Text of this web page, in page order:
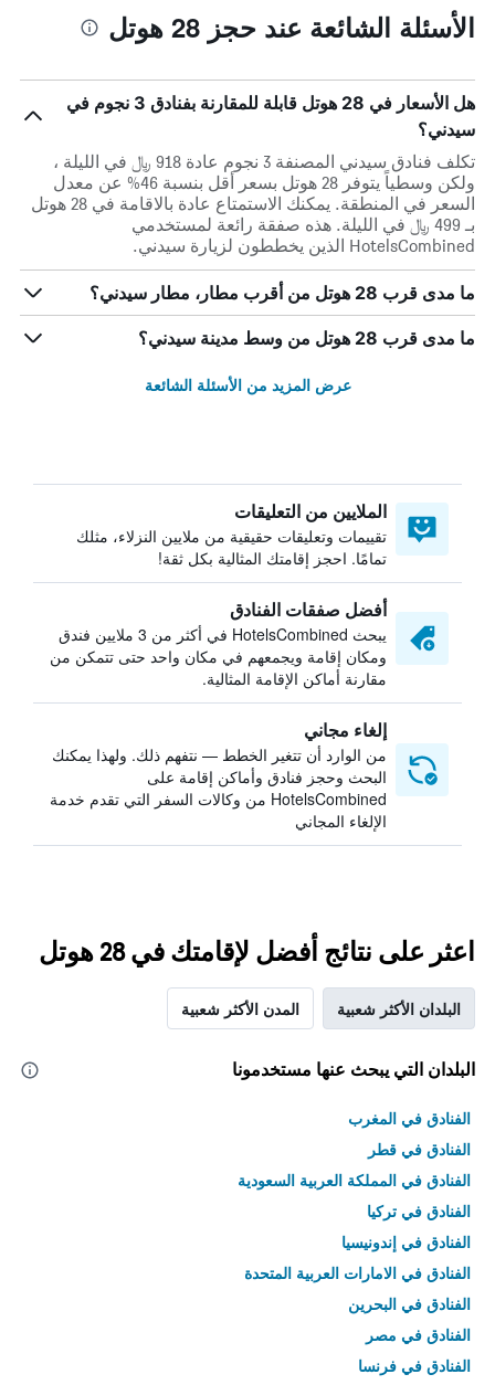
الأسئلة الشائعة عند حجز 28 هوتل
هل الأسعار في 28 هوتل قابلة للمقارنة بفنادق 3 نجوم في
سيدني؟
تكلف فنادق سيدني المصنفة 3 نجوم عادة 918 ﷼ في الليلة ،
ولكن وسطياً يتوفر 28 هوتل بسعر أقل بنسبة 46% عن معدل
السعر في المنطقة. يمكنك الاستمتاع عادة بالاقامة في 28 هوتل
بـ 499 ﷼ في الليلة. هذه صفقة رائعة لمستخدمي
HotelsCombined الذين يخططون لزيارة سيدني.
ما مدى قرب 28 هوتل من أقرب مطار، مطار سيدني؟
ما مدى قرب 28 هوتل من وسط مدينة سيدني؟
عرض المزيد من الأسئلة الشائعة
الملايين من التعليقات
تقييمات وتعليقات حقيقية من ملايين النزلاء، مثلك
تمامًا. احجز إقامتك المثالية بكل ثقة!
أفضل صفقات الفنادق
يبحث HotelsCombined في أكثر من 3 ملايين فندق
ومكان إقامة ويجمعهم في مكان واحد حتى تتمكن من
مقارنة أماكن الإقامة المثالية.
إلغاء مجاني
من الوارد أن تتغير الخطط — نتفهم ذلك. ولهذا يمكنك
البحث وحجز فنادق وأماكن إقامة على
HotelsCombined من وكالات السفر التي تقدم خدمة
الإلغاء المجاني
اعثر على نتائج أفضل لإقامتك في 28 هوتل
البلدان الأكثر شعبية المدن الأكثر شعبية
البلدان التي يبحث عنها مستخدمونا
الفنادق في المغرب
الفنادق في قطر
الفنادق في المملكة العربية السعودية
الفنادق في تركيا
الفنادق في إندونيسيا
الفنادق في الامارات العربية المتحدة
الفنادق في البحرين
الفنادق في مصر
الفنادق في فرنسا